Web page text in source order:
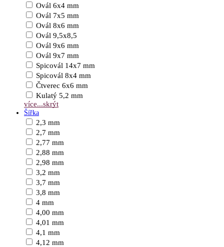
Ovál 6x4 mm
Ovál 7x5 mm
Ovál 8x6 mm
Ovál 9,5x8,5
Ovál 9x6 mm
Ovál 9x7 mm
Spicovál 14x7 mm
Spicovál 8x4 mm
Čtverec 6x6 mm
Kulatý 5,2 mm
více...skrýt
Šířka
2,3 mm
2,7 mm
2,77 mm
2,88 mm
2,98 mm
3,2 mm
3,7 mm
3,8 mm
4 mm
4,00 mm
4,01 mm
4,1 mm
4,12 mm